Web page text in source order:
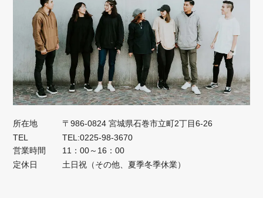
所在地
〒986-0824 宮城県石巻市立町2丁目6-26
TEL
TEL:0225-98-3670
営業時間
11：00～16：00
定休日
土日祝（その他、夏季冬季休業）